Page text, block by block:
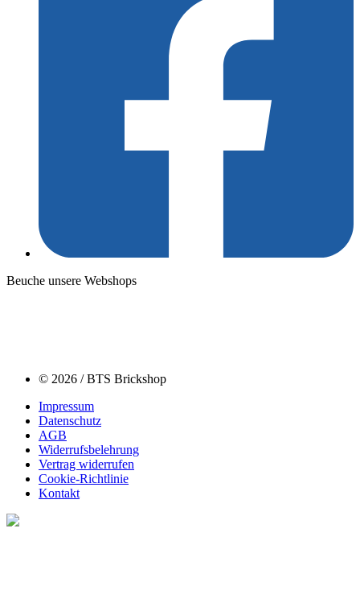
Beuche unsere Webshops
© 2026 / BTS Brickshop
Impressum
Datenschutz
AGB
Widerrufsbelehrung
Vertrag widerrufen
Cookie-Richtlinie
Kontakt